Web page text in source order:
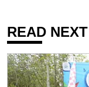
READ NEXT